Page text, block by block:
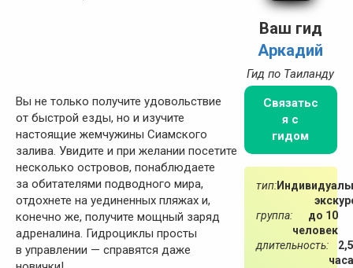
Ваш гид
Аркадий
Гид по Таиланду
Связатьс
я с
гидом
тип:
группа:
до 10
человек
длительность:
2,5
часа
Вы не только получите удовольствие
от быстрой езды, но и изучите
настоящие жемчужины Сиамского
залива. Увидите и при желании посетите
несколько островов, понаблюдаете
за обитателями подводного мира,
отдохнете на уединенных пляжах и,
конечно же, получите мощный заряд
адреналина. Гидроциклы просты
в управлении — справятся даже